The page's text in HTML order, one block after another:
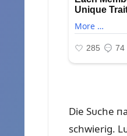
Die Sᴜche
schwierig.